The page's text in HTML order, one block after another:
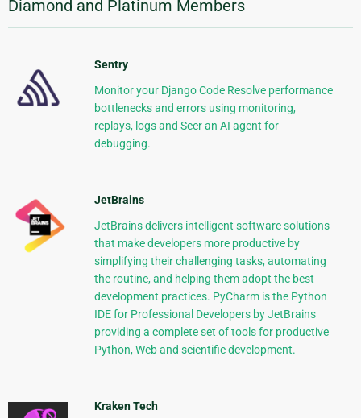
Diamond and Platinum Members
Sentry
Monitor your Django Code Resolve performance
bottlenecks and errors using monitoring,
replays, logs and Seer an AI agent for
debugging.
JetBrains
JetBrains delivers intelligent software solutions
that make developers more productive by
simplifying their challenging tasks, automating
the routine, and helping them adopt the best
development practices. PyCharm is the Python
IDE for Professional Developers by JetBrains
providing a complete set of tools for productive
Python, Web and scientific development.
Kraken Tech